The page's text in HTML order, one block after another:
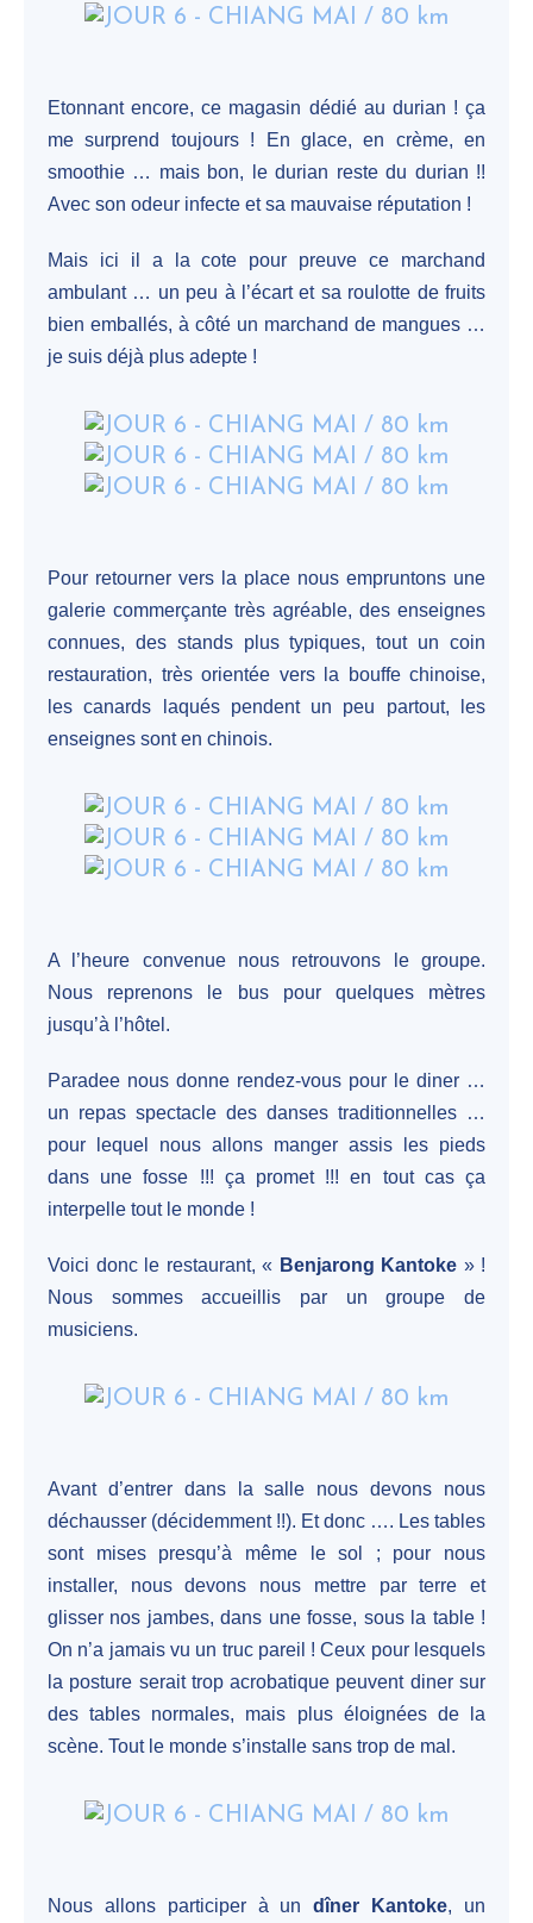
Etonnant encore, ce magasin dédié au durian ! ça
me surprend toujours ! En glace, en crème, en
smoothie … mais bon, le durian reste du durian !!
Avec son odeur infecte et sa mauvaise réputation !
Mais ici il a la cote pour preuve ce marchand
ambulant … un peu à l’écart et sa roulotte de fruits
bien emballés, à côté un marchand de mangues …
je suis déjà plus adepte !
Pour retourner vers la place nous empruntons une
galerie commerçante très agréable, des enseignes
connues, des stands plus typiques, tout un coin
restauration, très orientée vers la bouffe chinoise,
les canards laqués pendent un peu partout, les
enseignes sont en chinois.
A l’heure convenue nous retrouvons le groupe.
Nous reprenons le bus pour quelques mètres
jusqu’à l’hôtel.
Paradee nous donne rendez-vous pour le diner …
un repas spectacle des danses traditionnelles …
pour lequel nous allons manger assis les pieds
dans une fosse !!! ça promet !!! en tout cas ça
interpelle tout le monde !
Voici donc le restaurant, « Benjarong Kantoke » !
Nous sommes accueillis par un groupe de
musiciens.
Avant d’entrer dans la salle nous devons nous
déchausser (décidemment !!). Et donc …. Les tables
sont mises presqu’à même le sol ; pour nous
installer, nous devons nous mettre par terre et
glisser nos jambes, dans une fosse, sous la table !
On n’a jamais vu un truc pareil ! Ceux pour lesquels
la posture serait trop acrobatique peuvent diner sur
des tables normales, mais plus éloignées de la
scène. Tout le monde s’installe sans trop de mal.
Nous allons participer à undîner Kantoke, un